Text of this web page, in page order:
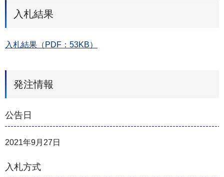
入札結果
入札結果（PDF：53KB）
発注情報
公告日
2021年9月27日
入札方式